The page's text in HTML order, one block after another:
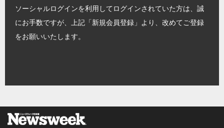
ソーシャルログインを利用してログインされていた方は、誠
にお手数ですが、上記「新規会員登録」より、改めてご登録
をお願いいたします。